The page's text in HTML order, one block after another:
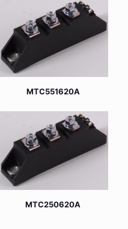
MTC551620A
MTC250620A